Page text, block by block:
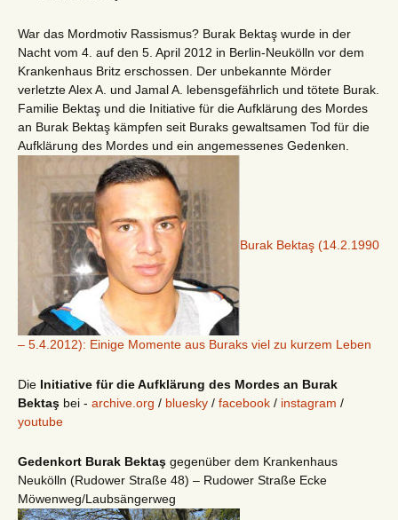
War das Mordmotiv Rassismus? Burak Bektaş wurde in der
Nacht vom 4. auf den 5. April 2012 in Berlin-Neukölln vor dem
Krankenhaus Britz erschossen. Der unbekannte Mörder
verletzte Alex A. und Jamal A. lebensgefährlich und tötete Burak.
Familie Bektaş und die Initiative für die Aufklärung des Mordes
an Burak Bektaş kämpfen seit Buraks gewaltsamen Tod für die
Aufklärung des Mordes und ein angemessenes Gedenken.
Burak Bektaş (14.2.1990
– 5.4.2012): Einige Momente aus Buraks viel zu kurzem Leben
Die Initiative für die Aufklärung des Mordes an Burak
Bektaş bei - archive.org / bluesky / facebook / instagram /
youtube
Gedenkort Burak Bektaş gegenüber dem Krankenhaus
Neukölln (Rudower Straße 48) – Rudower Straße Ecke
Möwenweg/Laubsängerweg